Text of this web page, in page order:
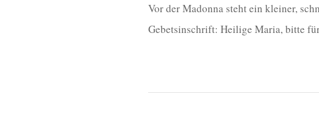
Vor der Madonna steht ein kleiner,
Gebetsinschrift: Heilige Maria, bitte